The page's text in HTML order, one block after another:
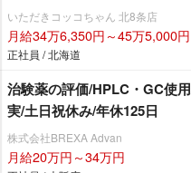
いただきコッコちゃん 北8条店
月給34万6,350円～45万5,000円
正社員 / 北海道
治験薬の評価/HPLC・GC使
実/土日祝休み/年休125日
株式会社BREXA Advan
月給20万円～34万円